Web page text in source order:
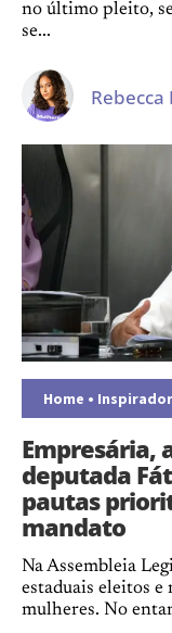
no último pleito,
se...
Rebecca
Home •
Empresária,
deputada
pautas
mandato
Na Assembleia
estaduais eleitos
mulheres. No